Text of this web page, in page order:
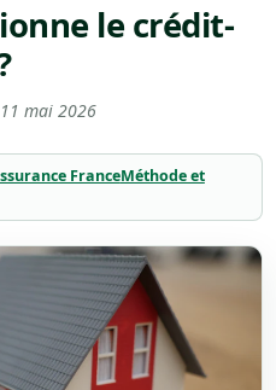
le crédit-
11 mai 2026
FranceMéthode et